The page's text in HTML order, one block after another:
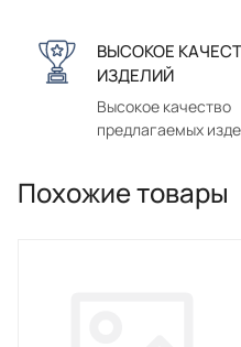
ВЫСОКОЕ
ИЗДЕЛИЙ
Высокое качество
предлагаемых
Похожие товары